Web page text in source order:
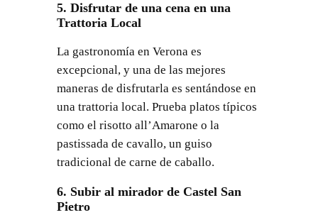
5. Disfrutar de una cena en una
Trattoria Local
La gastronomía en Verona es
excepcional, y una de las mejores
maneras de disfrutarla es sentándose en
una trattoria local. Prueba platos típicos
como el risotto all’Amarone o la
pastissada de cavallo, un guiso
tradicional de carne de caballo.
6. Subir al mirador de Castel San
Pietro